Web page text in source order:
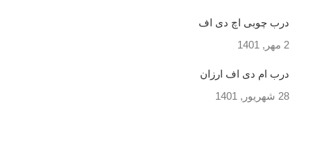
درب چوبی اچ دی اف
2 مهر, 1401
درب ام دی اف ارزان
28 شهریور, 1401